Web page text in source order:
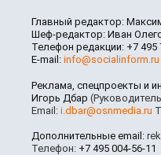
Главный редактор:
Шеф-редактор: Иван
Телефон редакции: +7 495
E-mail: info@socialinform.ru
Реклама, спецпроекты и
Игорь Дбар
Email: i.dbar@osnmedia.ru
Дополнительные email:
Телефон: +7 495 004-56-11